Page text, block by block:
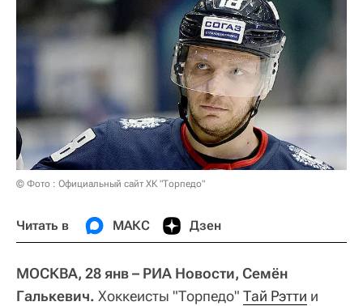
© Фото : Официальный сайт ХК "Торпедо"
Читать в МАКС Дзен
МОСКВА, 28 янв – РИА Новости, Семён
Галькевич. Хоккеисты "Торпедо" Тай Рэтти и